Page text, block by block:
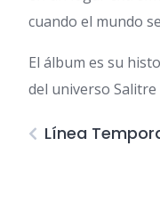
cuando el mundo
El álbum es su
del universo
Línea